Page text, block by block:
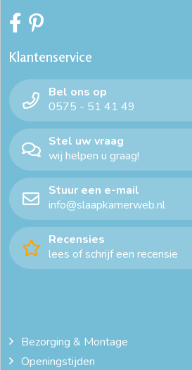
Klantenservice
Bel ons op
0575 - 51 41 49
Stel uw vraag
wij helpen u graag!
Stuur een e-mail
info@slaapkamerweb.nl
Recensies
lees of schrijf een recensie
Bezorging & Montage
Openingstijden